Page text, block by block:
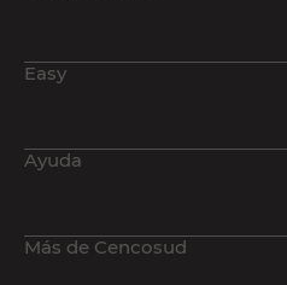
Easy
Ayuda
Más de Cencosud